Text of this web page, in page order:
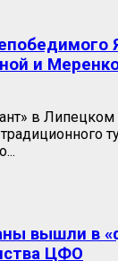
и
в Липецком
вышли в
ЦФО